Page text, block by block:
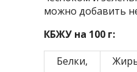
можно добавить
КБЖУ на 100 г:
Белки,